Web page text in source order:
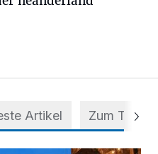
Artikel Zum Thema